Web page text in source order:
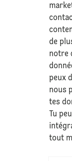
de
notre
peux
nous
tes
Tu
tout